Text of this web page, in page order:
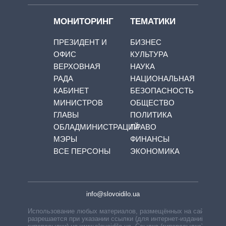
МОНИТОРИНГ
ПРЕЗИДЕНТ И
ОФИС
ВЕРХОВНАЯ
РАДА
КАБИНЕТ
МИНИСТРОВ
ГЛАВЫ
ОБЛАДМИНИСТРАЦИЙ
МЭРЫ
ВСЕ ПЕРСОНЫ
ТЕМАТИКИ
БИЗНЕС
КУЛЬТУРА
НАУКА
НАЦИОНАЛЬНАЯ
БЕЗОПАСНОСТЬ
ОБЩЕСТВО
ПОЛИТИКА
ПРАВО
ФИНАНСЫ
ЭКОНОМИКА
info@slovoidilo.ua
Использование любых материалов, размещённых на сайте,
разрешается при указании ссылки (для интернет-изданий —